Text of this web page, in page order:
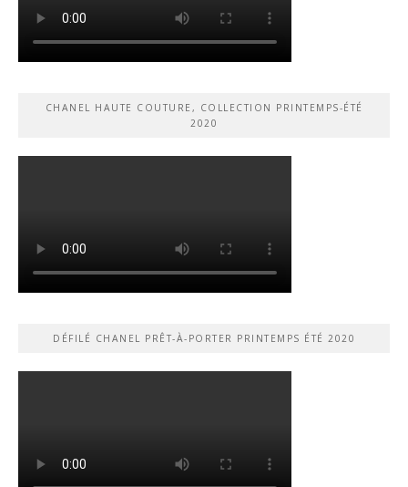
CHANEL HAUTE COUTURE, COLLECTION PRINTEMPS-ÉTÉ
2020
DÉFILÉ CHANEL PRÊT-À-PORTER PRINTEMPS ÉTÉ 2020